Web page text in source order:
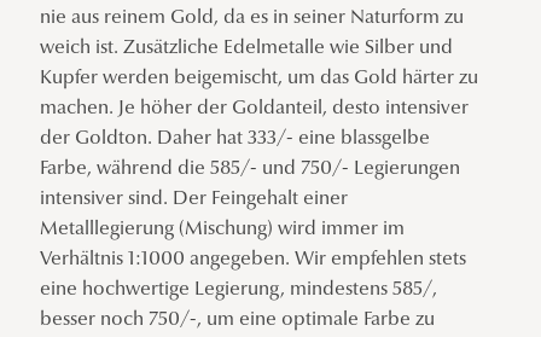
nie aus reinem Gold, da es in seiner Naturform zu
weich ist. Zusätzliche Edelmetalle wie Silber und
Kupfer werden beigemischt, um das Gold härter zu
machen. Je höher der Goldanteil, desto intensiver
der Goldton. Daher hat 333/- eine blassgelbe
Farbe, während die 585/- und 750/- Legierungen
intensiver sind. Der Feingehalt einer
Metalllegierung (Mischung) wird immer im
Verhältnis 1:1000 angegeben. Wir empfehlen stets
eine hochwertige Legierung, mindestens 585/,
besser noch 750/-, um eine optimale Farbe zu